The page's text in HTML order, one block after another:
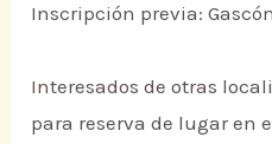
Inscripción previa:
Interesados de otras
para reserva de lugar en